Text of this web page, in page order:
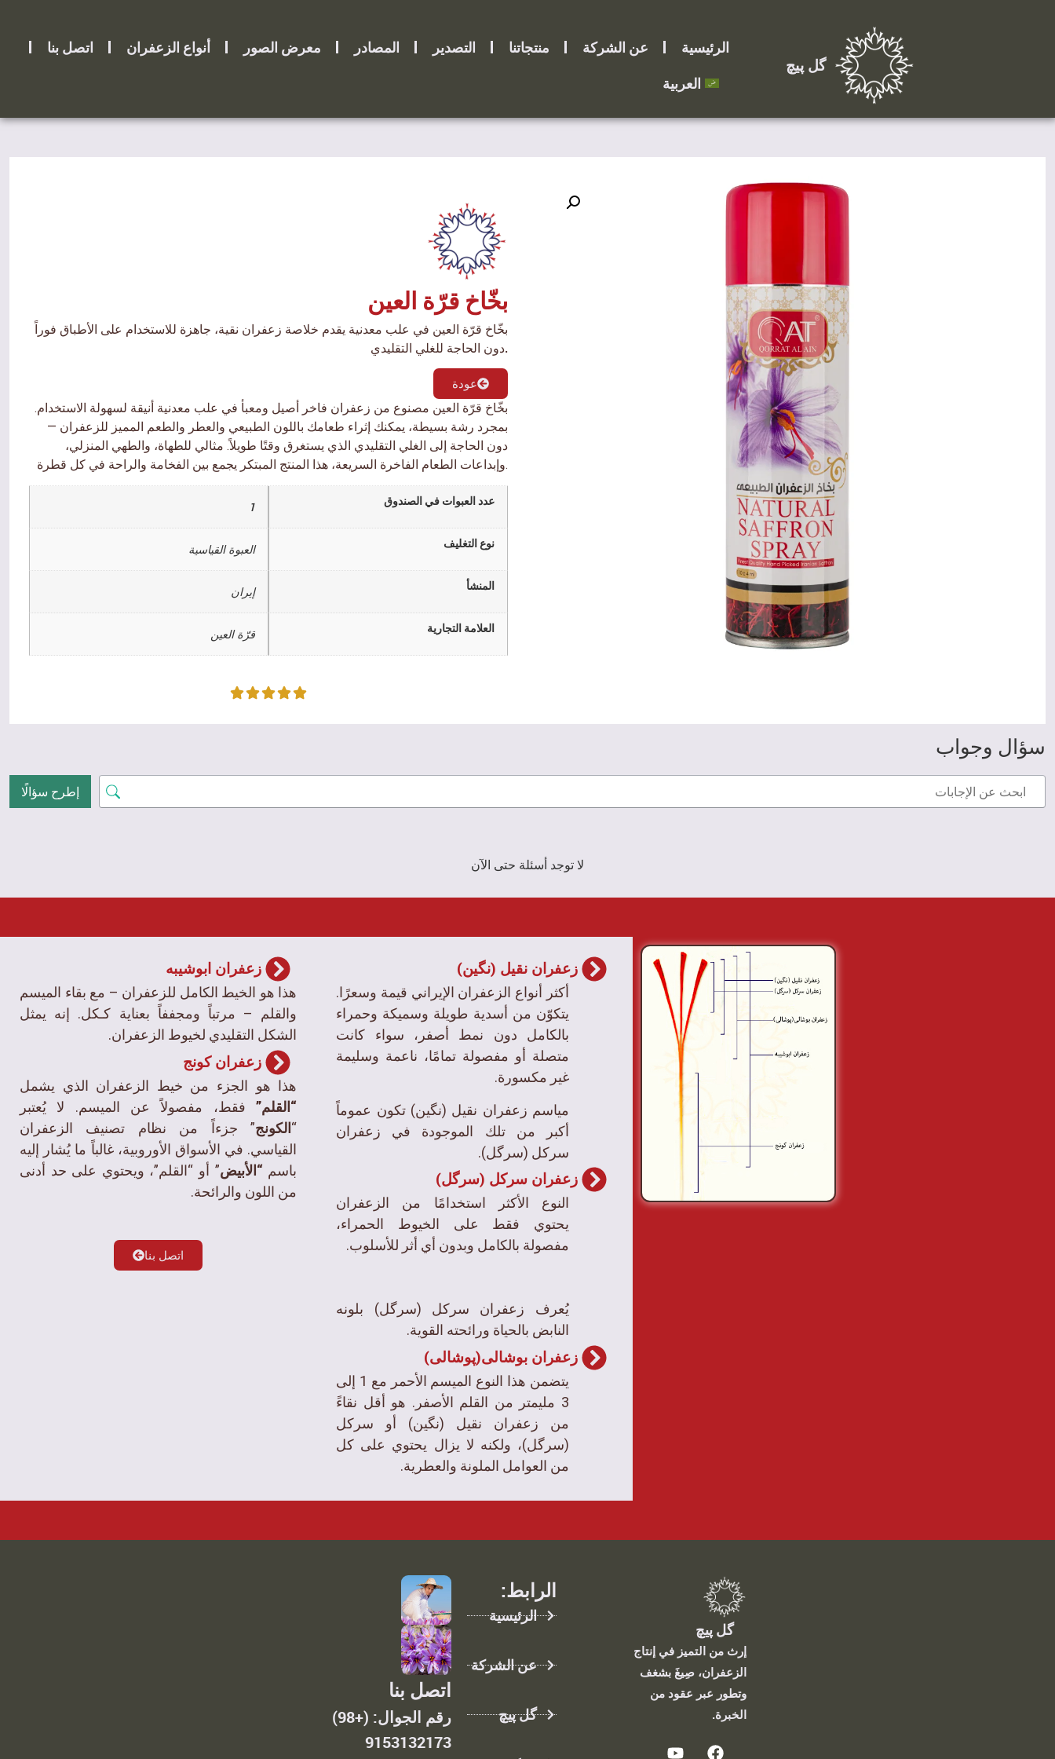
گل پیچ
الرئيسية عن الشركة منتجاتنا التصدير المصادر معرض الصور أنواع الزعفران
اتصل بنا
العربية
بخّاخ قرّة العين
بخّاخ قرّة العين في علب معدنية يقدم خلاصة زعفران نقية، جاهزة للاستخدام على الأطباق فوراً
دون الحاجة للغلي التقليدي.
عودة
بخّاخ قرّة العين مصنوع من زعفران فاخر أصيل ومعبأ في علب معدنية أنيقة لسهولة الاستخدام.
بمجرد رشة بسيطة، يمكنك إثراء طعامك باللون الطبيعي والعطر والطعم المميز للزعفران —
دون الحاجة إلى الغلي التقليدي الذي يستغرق وقتًا طويلاً. مثالي للطهاة، والطهي المنزلي،
وإبداعات الطعام الفاخرة السريعة، هذا المنتج المبتكر يجمع بين الفخامة والراحة في كل قطرة.
عدد العبوات في الصندوق 1
نوع التغليف العبوة القياسية
المنشأ إيران
العلامة التجارية قرّة العين
سؤال وجواب
إطرح سؤالًا
لا توجد أسئلة حتى الآن
زعفران ابوشیبه
هذا هو الخيط الكامل للزعفران – مع بقاء الميسم
والقلم – مرتباً ومجففاً بعناية كـكل. إنه يمثل
الشكل التقليدي لخيوط الزعفران.
زعفران کونج
هذا هو الجزء من خيط الزعفران الذي يشمل
“القلم”فقط، مفصولاً عن الميسم. لا يُعتبر
“ الكونج” جزءاً من نظام تصنيف الزعفران
القياسي. في الأسواق الأوروبية، غالباً ما يُشار إليه
باسم “الأبيض” أو “القلم”، ويحتوي على حد أدنى
من اللون والرائحة.
اتصل بنا
زعفران نقیل (نگین)
أكثر أنواع الزعفران الإيراني قيمة وسعرًا.
يتكوّن من أسدية طويلة وسميكة وحمراء
بالكامل دون نمط أصفر، سواء كانت
متصلة أو مفصولة تمامًا، ناعمة وسليمة
غير مكسورة.
مياسم زعفران نقیل (نگین) تكون عموماً
أكبر من تلك الموجودة في زعفران
سرکل (سرگل).
زعفران سرکل (سرگل)
النوع الأكثر استخدامًا من الزعفران
يحتوي فقط على الخيوط الحمراء،
مفصولة بالكامل وبدون أي أثر للأسلوب.
يُعرف زعفران سرکل (سرگل) بلونه
النابض بالحياة ورائحته القوية.
زعفران بوشالی(پوشالی)
يتضمن هذا النوع الميسم الأحمر مع 1 إلى
3 مليمتر من القلم الأصفر. هو أقل نقاءً
من زعفران نقیل (نگین) أو سرکل
(سرگل)، ولكنه لا يزال يحتوي على كل
من العوامل الملونة والعطرية.
اتصل بنا
رقم الجوال: (+98)
9153132173
الرابط:
الرئيسية
عن الشركة
گل پیچ
گل پیچ
إرث من التميز في إنتاج
الزعفران، صِيغَ بشغف
وتطور عبر عقود من
الخبرة.